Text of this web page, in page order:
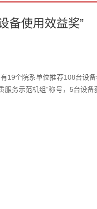
备使用效益奖”
19个院系单位推荐108台设
务示范机组”称号，5台设